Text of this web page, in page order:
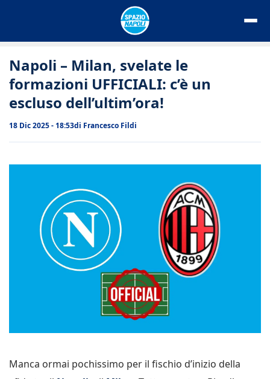
Napoli – Milan, svelate le
formazioni UFFICIALI: c’è un
escluso dell’ultim’ora!
18 Dic 2025 - 18:53di Francesco Fildi
Manca ormai pochissimo per il fischio d’inizio della